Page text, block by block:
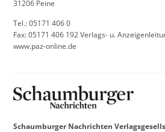
31206 Peine
Tel.: 05171 406 0
Fax: 05171 406 192 Verlags- u.
www.paz-online.de
Schaumburger Nachrichten